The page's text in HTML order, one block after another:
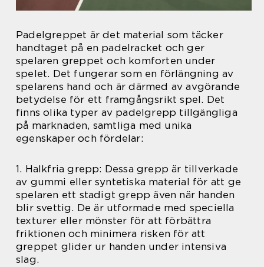
Padelgreppet är det material som täcker
handtaget på en padelracket och ger
spelaren greppet och komforten under
spelet. Det fungerar som en förlängning av
spelarens hand och är därmed av avgörande
betydelse för ett framgångsrikt spel. Det
finns olika typer av padelgrepp tillgängliga
på marknaden, samtliga med unika
egenskaper och fördelar:
1. Halkfria grepp: Dessa grepp är tillverkade
av gummi eller syntetiska material för att ge
spelaren ett stadigt grepp även när handen
blir svettig. De är utformade med speciella
texturer eller mönster för att förbättra
friktionen och minimera risken för att
greppet glider ur handen under intensiva
slag.